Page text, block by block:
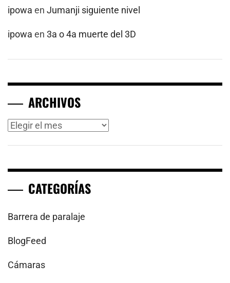
ipowa en Jumanji siguiente nivel
ipowa en 3a o 4a muerte del 3D
ARCHIVOS
Archivos
CATEGORÍAS
Barrera de paralaje
BlogFeed
Cámaras